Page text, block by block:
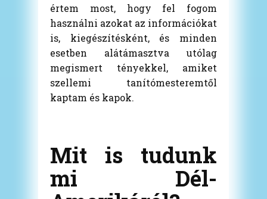
értem most, hogy fel fogom
használni azokat az információkat
is, kiegészítésként, és minden
esetben alátámasztva utólag
megismert tényekkel, amiket
szellemi tanítómesteremtől
kaptam és kapok.
Mit is tudunk
mi Dél-